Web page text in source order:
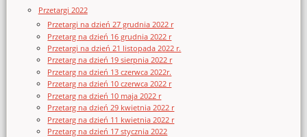
Przetargi 2022
Przetargi na dzień 27 grudnia 2022 r
Przetarg na dzień 16 grudnia 2022 r
Przetargi na dzień 21 listopada 2022 r.
Przetarg na dzień 19 sierpnia 2022 r
Przetarg na dzień 13 czerwca 2022r.
Przetarg na dzień 10 czerwca 2022 r
Przetarg na dzień 10 maja 2022 r
Przetarg na dzień 29 kwietnia 2022 r
Przetarg na dzień 11 kwietnia 2022 r
Przetarg na dzień 17 stycznia 2022